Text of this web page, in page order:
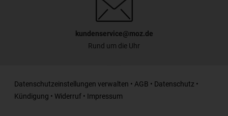
kundenservice@moz.de
Rund um die Uhr
Datenschutzeinstellungen verwalten • AGB • Datenschutz •
Kündigung • Widerruf • Impressum